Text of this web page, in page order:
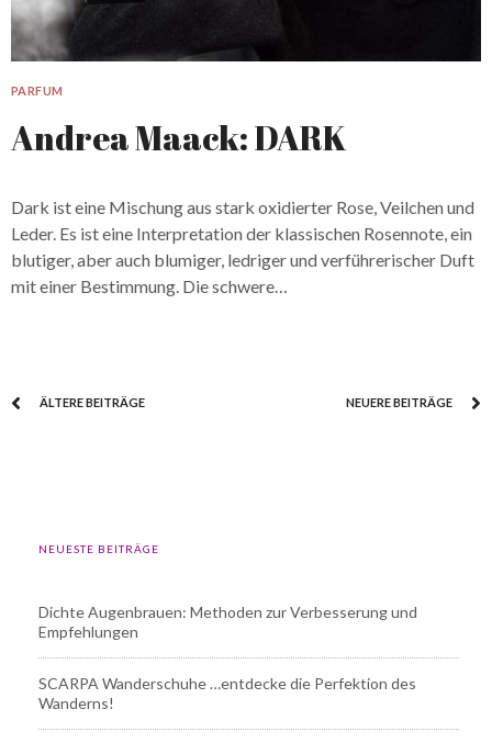
PARFUM
Andrea Maack: DARK
Dark ist eine Mischung aus stark oxidierter Rose, Veilchen und
Leder. Es ist eine Interpretation der klassischen Rosennote, ein
blutiger, aber auch blumiger, ledriger und verführerischer Duft
mit einer Bestimmung. Die schwere…
ÄLTERE BEITRÄGE NEUERE BEITRÄGE
NEUESTE BEITRÄGE
Dichte Augenbrauen: Methoden zur Verbesserung und
Empfehlungen
SCARPA Wanderschuhe …entdecke die Perfektion des
Wanderns!